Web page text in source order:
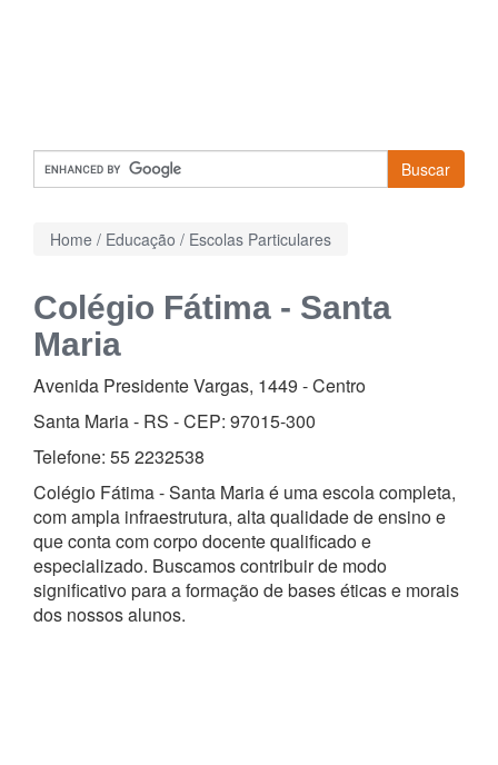
Buscar
Home / Educação / Escolas Particulares
Colégio Fátima - Santa
Maria
Avenida Presidente Vargas, 1449 -Centro
Santa Maria - RS - CEP: 97015-300
Telefone: 55 2232538
Colégio Fátima - Santa Maria é uma escola completa,
com ampla infraestrutura, alta qualidade de ensino e
que conta com corpo docente qualificado e
especializado. Buscamos contribuir de modo
significativo para a formação de bases éticas e morais
dos nossos alunos.